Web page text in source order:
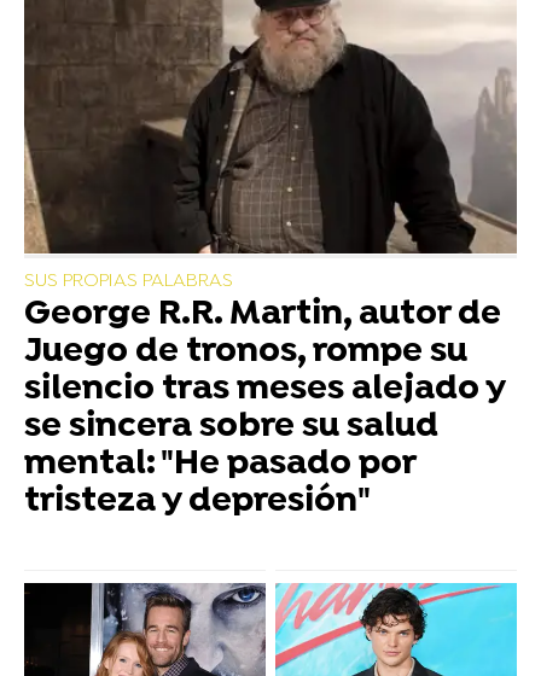
SUS PROPIAS PALABRAS
George R.R. Martin, autor de
Juego de tronos, rompe su
silencio tras meses alejado y
se sincera sobre su salud
mental: "He pasado por
tristeza y depresión"